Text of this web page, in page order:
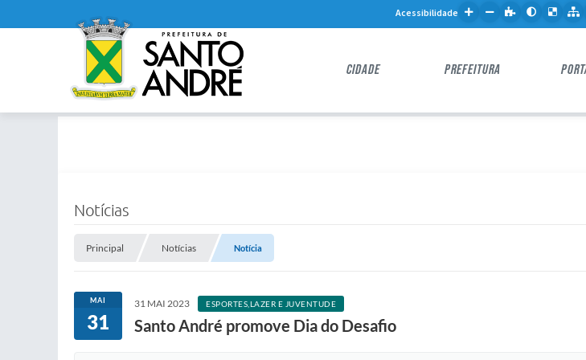
Acessibilidade
CIDADE PREFEITURA
Notícias
Principal Notícias Notícia
MAI
31
31 MAI 2023 ESPORTES,LAZER E JUVENTUDE
Santo André promove Dia do Desafio